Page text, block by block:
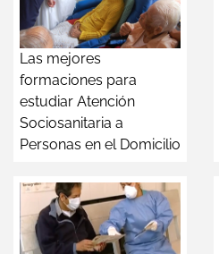
Las mejores
formaciones para
estudiar Atención
Sociosanitaria a
Personas en el Domicilio